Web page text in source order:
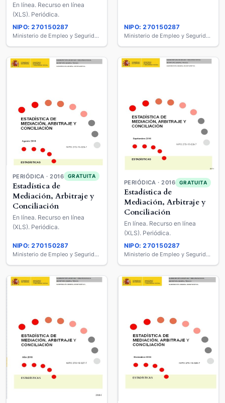
En línea. Recurso en línea
(XLS). Periódica.
NIPO: 270150287
Ministerio de Empleo y Seguridad Social
NIPO: 270150287
Ministerio de Empleo y Seguridad Social
PERIÓDICA · 2016 GRATUITA
Estadística de
Mediación, Arbitraje y
Conciliación
En línea. Recurso en línea
(XLS). Periódica.
NIPO: 270150287
Ministerio de Empleo y Seguridad Social
PERIÓDICA · 2016 GRATUITA
Estadística de
Mediación, Arbitraje y
Conciliación
En línea. Recurso en línea
(XLS). Periódica.
NIPO: 270150287
Ministerio de Empleo y Seguridad Social